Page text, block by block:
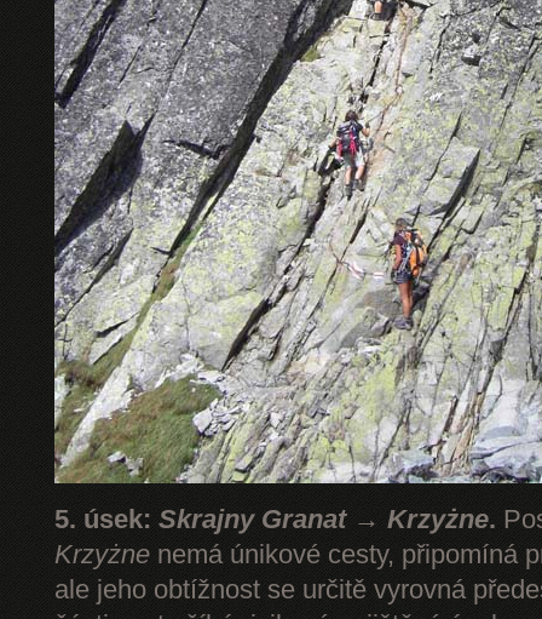
5. úsek: Skrajny Granat → Krzyżne.
Krzyżne nemá únikové cesty, připomíná
ale jeho obtížnost se určitě vyrovná